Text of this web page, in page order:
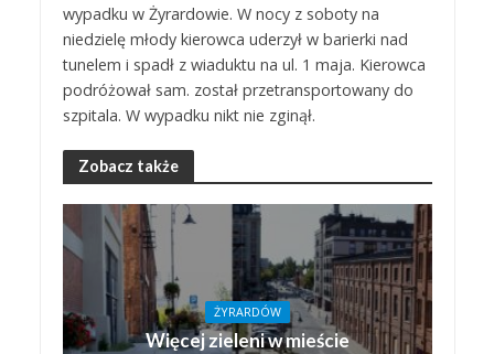
wypadku w Żyrardowie. W nocy z soboty na
niedzielę młody kierowca uderzył w barierki nad
tunelem i spadł z wiaduktu na ul. 1 maja. Kierowca
podróżował sam. został przetransportowany do
szpitala. W wypadku nikt nie zginął.
Zobacz także
ŻYRARDÓW
Więcej zieleni w mieście